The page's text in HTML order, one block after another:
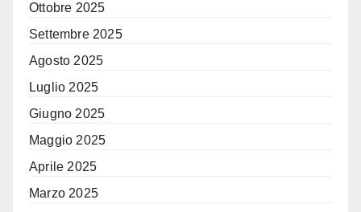
Ottobre 2025
Settembre 2025
Agosto 2025
Luglio 2025
Giugno 2025
Maggio 2025
Aprile 2025
Marzo 2025